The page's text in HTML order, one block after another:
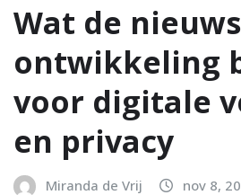
Wat de
ontwikkeling
voor digitale
en privacy
Miranda de Vrij nov 8,